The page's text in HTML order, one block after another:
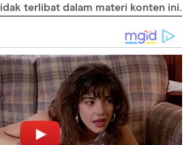
terlibat dalam materi konten ini.